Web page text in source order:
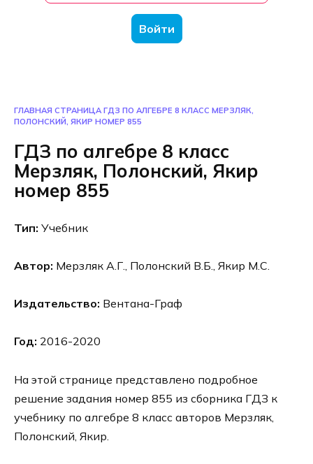
Войти
ГЛАВНАЯ СТРАНИЦА ГДЗ ПО АЛГЕБРЕ 8 КЛАСС МЕРЗЛЯК,
ПОЛОНСКИЙ, ЯКИР НОМЕР 855
ГДЗ по алгебре 8 класс
Мерзляк, Полонский, Якир
номер 855
Тип: Учебник
Автор: Мерзляк А.Г., Полонский В.Б., Якир М.С.
Издательство: Вентана-Граф
Год: 2016-2020
На этой странице представлено подробное
решение задания номер 855 из сборника ГДЗ к
учебнику по алгебре 8 класс авторов Мерзляк,
Полонский, Якир.